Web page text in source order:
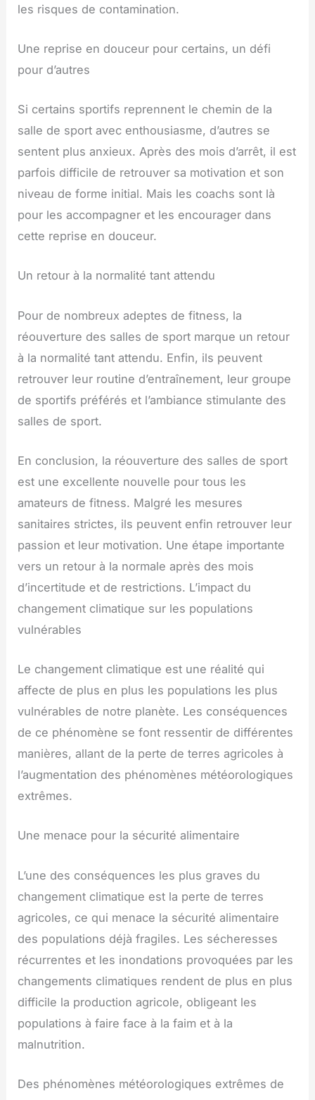
les risques de contamination.
Une reprise en douceur pour certains, un défi
pour d’autres
Si certains sportifs reprennent le chemin de la
salle de sport avec enthousiasme, d’autres se
sentent plus anxieux. Après des mois d’arrêt, il est
parfois difficile de retrouver sa motivation et son
niveau de forme initial. Mais les coachs sont là
pour les accompagner et les encourager dans
cette reprise en douceur.
Un retour à la normalité tant attendu
Pour de nombreux adeptes de fitness, la
réouverture des salles de sport marque un retour
à la normalité tant attendu. Enfin, ils peuvent
retrouver leur routine d’entraînement, leur groupe
de sportifs préférés et l’ambiance stimulante des
salles de sport.
En conclusion, la réouverture des salles de sport
est une excellente nouvelle pour tous les
amateurs de fitness. Malgré les mesures
sanitaires strictes, ils peuvent enfin retrouver leur
passion et leur motivation. Une étape importante
vers un retour à la normale après des mois
d’incertitude et de restrictions. L’impact du
changement climatique sur les populations
vulnérables
Le changement climatique est une réalité qui
affecte de plus en plus les populations les plus
vulnérables de notre planète. Les conséquences
de ce phénomène se font ressentir de différentes
manières, allant de la perte de terres agricoles à
l’augmentation des phénomènes météorologiques
extrêmes.
Une menace pour la sécurité alimentaire
L’une des conséquences les plus graves du
changement climatique est la perte de terres
agricoles, ce qui menace la sécurité alimentaire
des populations déjà fragiles. Les sécheresses
récurrentes et les inondations provoquées par les
changements climatiques rendent de plus en plus
difficile la production agricole, obligeant les
populations à faire face à la faim et à la
malnutrition.
Des phénomènes météorologiques extrêmes de